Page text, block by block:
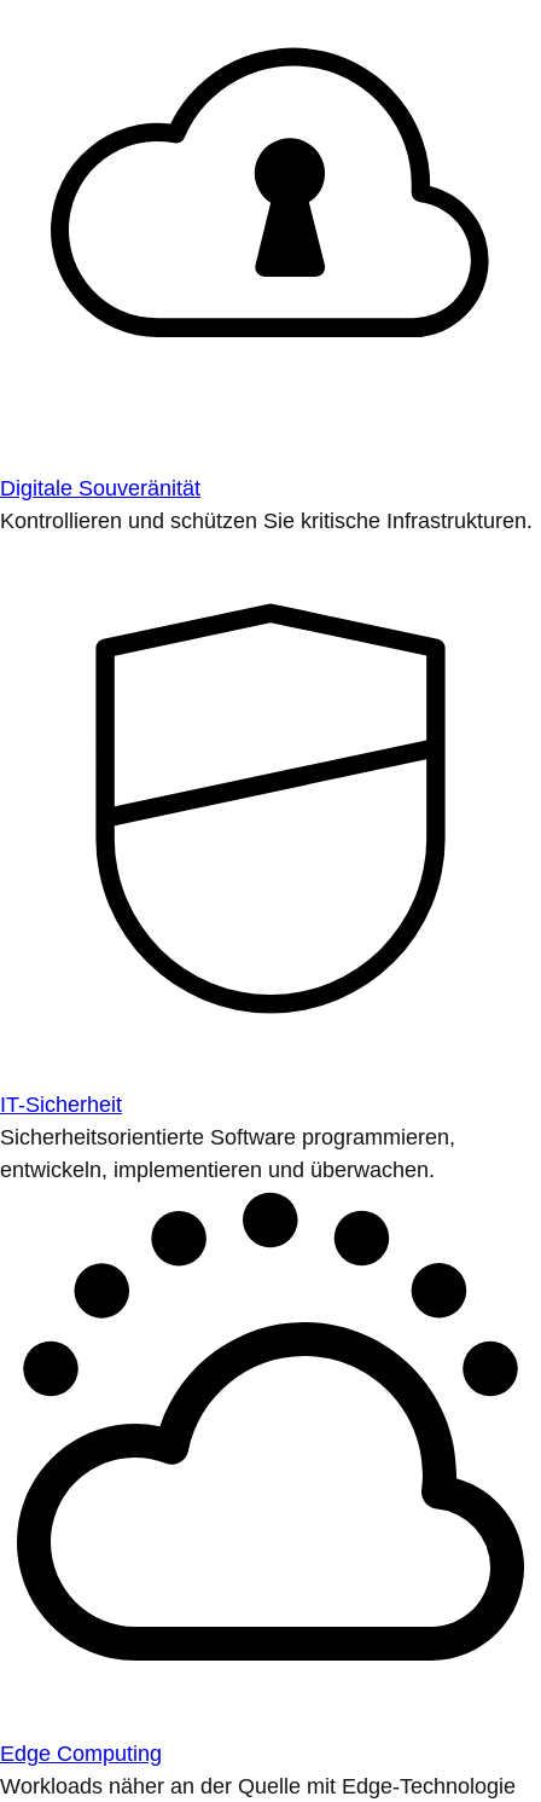
Digitale Souveränität
Kontrollieren und schützen Sie kritische Infrastrukturen.
IT-Sicherheit
Sicherheitsorientierte Software programmieren,
entwickeln, implementieren und überwachen.
Edge Computing
Workloads näher an der Quelle mit Edge-Technologie